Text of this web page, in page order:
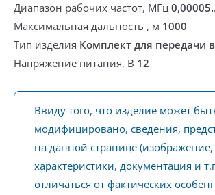
Диапазон рабочих частот, МГц
Максимальная дальность , м 1000
Тип изделия Комплект для передачи
Напряжение питания, В 12
Ввиду того, что изделие может
модифицировано, сведения,
на данной странице (изображение,
характеристики, документация и
отличаться от фактических